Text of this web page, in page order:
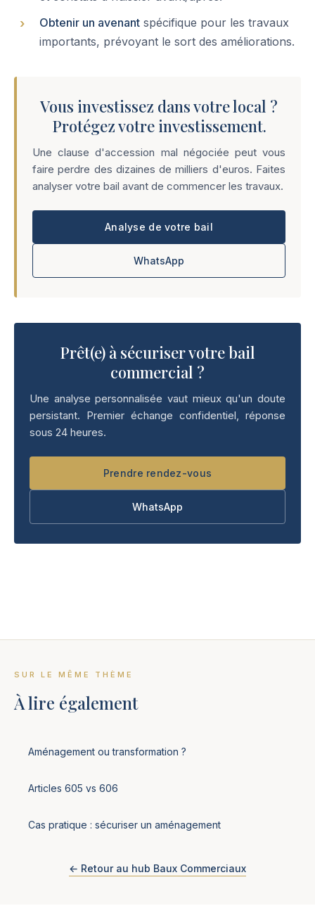
Obtenir un avenant spécifique pour les travaux
importants, prévoyant le sort des améliorations.
Vous investissez dans votre local ?
Protégez votre investissement.
Une clause d'accession mal négociée peut vous
faire perdre des dizaines de milliers d'euros. Faites
analyser votre bail avant de commencer les travaux.
Analyse de votre bail
WhatsApp
Prêt(e) à sécuriser votre bail
commercial ?
Une analyse personnalisée vaut mieux qu'un doute
persistant. Premier échange confidentiel, réponse
sous 24 heures.
Prendre rendez-vous
WhatsApp
SUR LE MÊME THÈME
À lire également
Aménagement ou transformation ?
Articles 605 vs 606
Cas pratique : sécuriser un aménagement
← Retour au hub Baux Commerciaux